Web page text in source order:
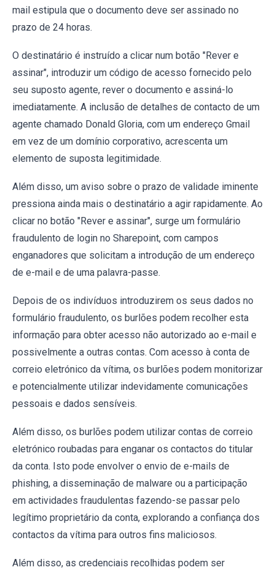
mail estipula que o documento deve ser assinado no
prazo de 24 horas.
O destinatário é instruído a clicar num botão "Rever e
assinar", introduzir um código de acesso fornecido pelo
seu suposto agente, rever o documento e assiná-lo
imediatamente. A inclusão de detalhes de contacto de um
agente chamado Donald Gloria, com um endereço Gmail
em vez de um domínio corporativo, acrescenta um
elemento de suposta legitimidade.
Além disso, um aviso sobre o prazo de validade iminente
pressiona ainda mais o destinatário a agir rapidamente. Ao
clicar no botão "Rever e assinar", surge um formulário
fraudulento de login no Sharepoint, com campos
enganadores que solicitam a introdução de um endereço
de e-mail e de uma palavra-passe.
Depois de os indivíduos introduzirem os seus dados no
formulário fraudulento, os burlões podem recolher esta
informação para obter acesso não autorizado ao e-mail e
possivelmente a outras contas. Com acesso à conta de
correio eletrónico da vítima, os burlões podem monitorizar
e potencialmente utilizar indevidamente comunicações
pessoais e dados sensíveis.
Além disso, os burlões podem utilizar contas de correio
eletrónico roubadas para enganar os contactos do titular
da conta. Isto pode envolver o envio de e-mails de
phishing, a disseminação de malware ou a participação
em actividades fraudulentas fazendo-se passar pelo
legítimo proprietário da conta, explorando a confiança dos
contactos da vítima para outros fins maliciosos.
Além disso, as credenciais recolhidas podem ser